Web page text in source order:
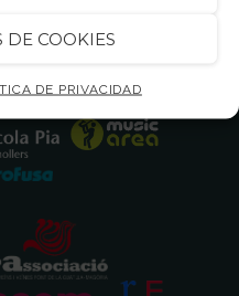
DE COOKIES
DE PRIVACIDAD